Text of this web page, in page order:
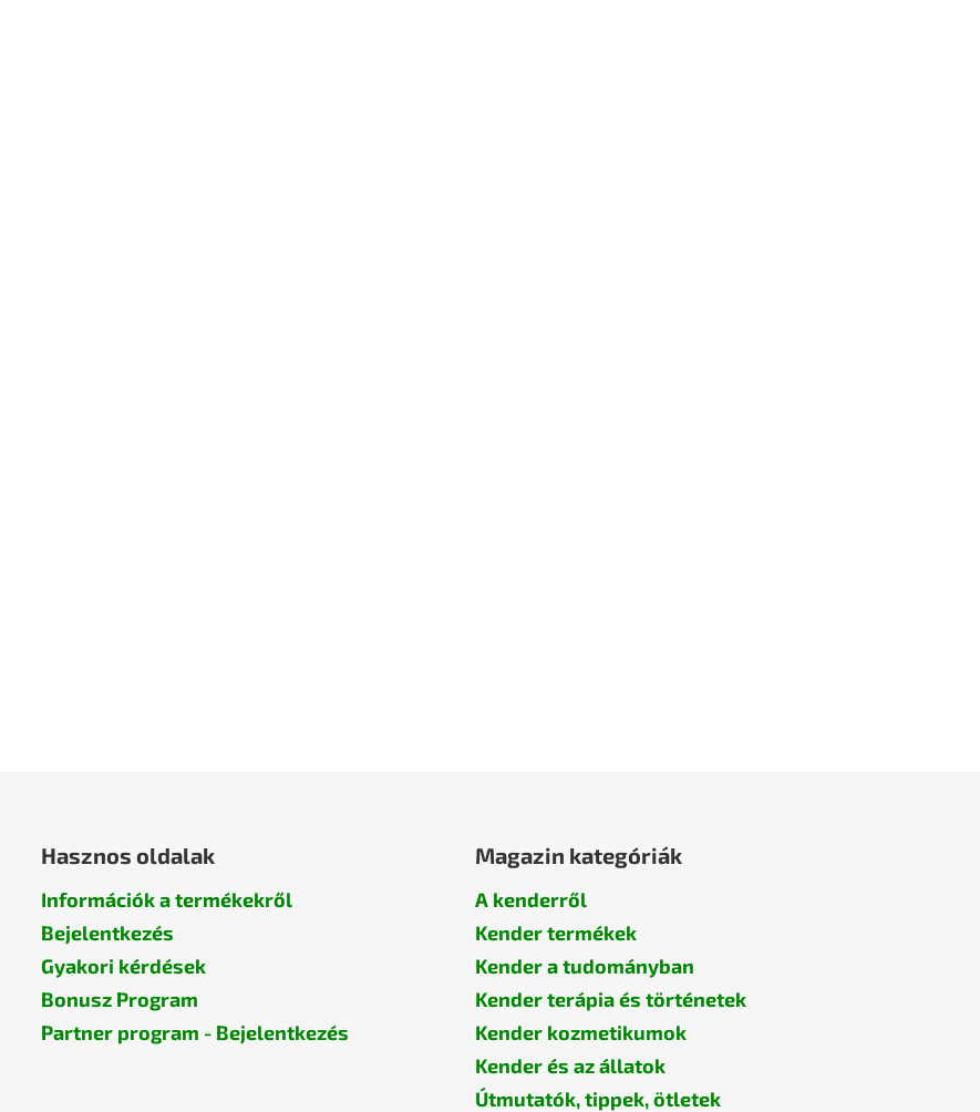
Hasznos oldalak
Információk a termékekről
Bejelentkezés
Gyakori kérdések
Bonusz Program
Partner program - Bejelentkezés
Magazin kategóriák
A kenderről
Kender termékek
Kender a tudományban
Kender terápia és történetek
Kender kozmetikumok
Kender és az állatok
Útmutatók, tippek, ötletek